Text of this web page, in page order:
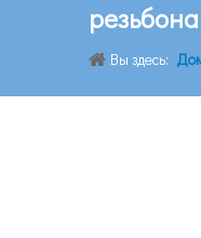
Вы здесь: